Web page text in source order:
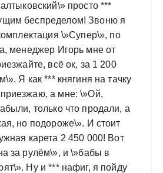
просто ***
беспределом! Звоню я
\»Супер\», по
менеджер Игорь мне от
всё ок, за 1 200
Я как *** княгиня на тачку
а мне: \»Ой,
только что продали, а
но подороже\». И стоит
карета 2 450 000! Вот
за рулём\», и \»бабы в
Ну и *** нафиг, я пойду